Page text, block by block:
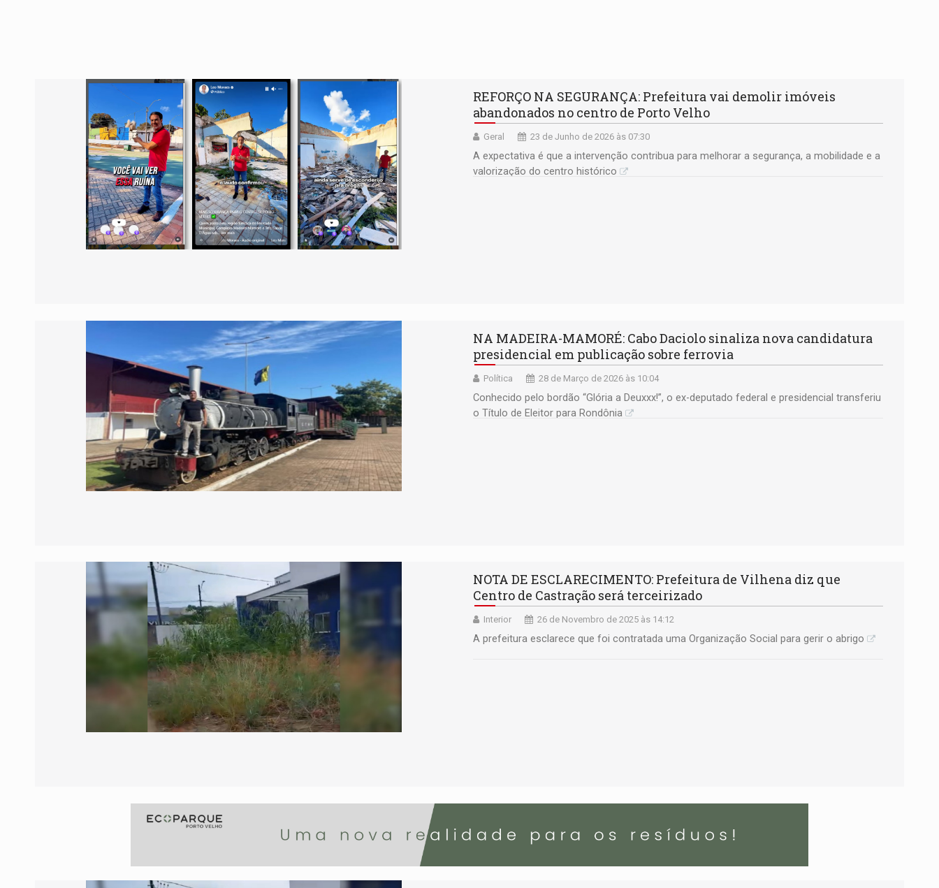
REFORÇO NA SEGURANÇA: Prefeitura vai demolir imóveis
abandonados no centro de Porto Velho
Geral 23 de Junho de 2026 às 07:30
A expectativa é que a intervenção contribua para melhorar a segurança, a mobilidade e a
valorização do centro histórico
NA MADEIRA-MAMORÉ: Cabo Daciolo sinaliza nova candidatura
presidencial em publicação sobre ferrovia
Política 28 de Março de 2026 às 10:04
Conhecido pelo bordão “Glória a Deuxxx!”, o ex-deputado federal e presidencial transferiu
o Título de Eleitor para Rondônia
NOTA DE ESCLARECIMENTO: Prefeitura de Vilhena diz que
Centro de Castração será terceirizado
Interior 26 de Novembro de 2025 às 14:12
A prefeitura esclarece que foi contratada uma Organização Social para gerir o abrigo